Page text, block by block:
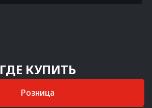
ГДЕ КУПИТЬ
Розница